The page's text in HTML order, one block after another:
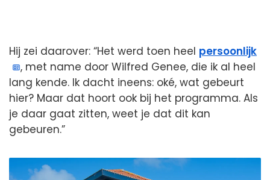
Hij zei daarover: “Het werd toen heel persoonlijk
, met name door Wilfred Genee, die ik al heel
lang kende. Ik dacht ineens: oké, wat gebeurt
hier? Maar dat hoort ook bij het programma. Als
je daar gaat zitten, weet je dat dit kan
gebeuren.”